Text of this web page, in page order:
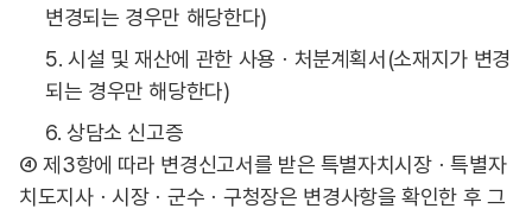
변경되는 경우만 해당한다)
5. 시설 및 재산에 관한 사용ㆍ처분계획서(소재지가 변경
되는 경우만 해당한다)
6. 상담소 신고증
④ 제3항에 따라 변경신고서를 받은 특별자치시장ㆍ특별자
치도지사ㆍ시장ㆍ군수ㆍ구청장은 변경사항을 확인한 후 그